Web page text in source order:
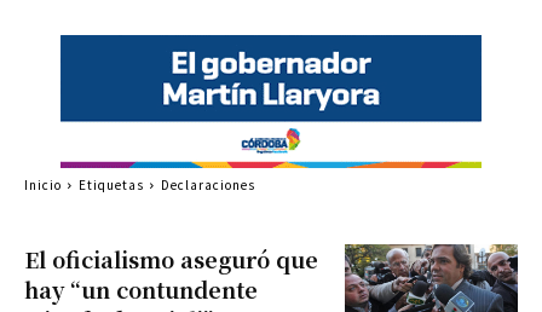
El oficialismo aseguró que
hay “un contundente
Inicio Etiquetas Declaraciones